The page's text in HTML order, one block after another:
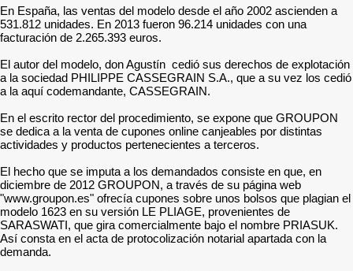
En España, las ventas del modelo desde el año 2002 ascienden a
531.812 unidades. En 2013 fueron 96.214 unidades con una
facturación de 2.265.393 euros.
El autor del modelo, don Agustín cedió sus derechos de explotación
a la sociedad PHILIPPE CASSEGRAIN S.A., que a su vez los cedió
a la aquí codemandante, CASSEGRAIN.
En el escrito rector del procedimiento, se expone que GROUPON
se dedica a la venta de cupones online canjeables por distintas
actividades y productos pertenecientes a terceros.
El hecho que se imputa a los demandados consiste en que, en
diciembre de 2012 GROUPON, a través de su página web
"www.groupon.es" ofrecía cupones sobre unos bolsos que plagian el
modelo 1623 en su versión LE PLIAGE, provenientes de
SARASWATI, que gira comercialmente bajo el nombre PRIASUK.
Así consta en el acta de protocolización notarial apartada con la
demanda.